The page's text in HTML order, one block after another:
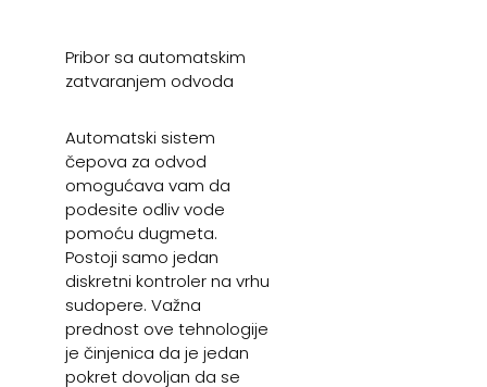
Pribor sa automatskim
zatvaranjem odvoda
Automatski sistem
čepova za odvod
omogućava vam da
podesite odliv vode
pomoću dugmeta.
Postoji samo jedan
diskretni kontroler na vrhu
sudopere. Važna
prednost ove tehnologije
je činjenica da je jedan
pokret dovoljan da se